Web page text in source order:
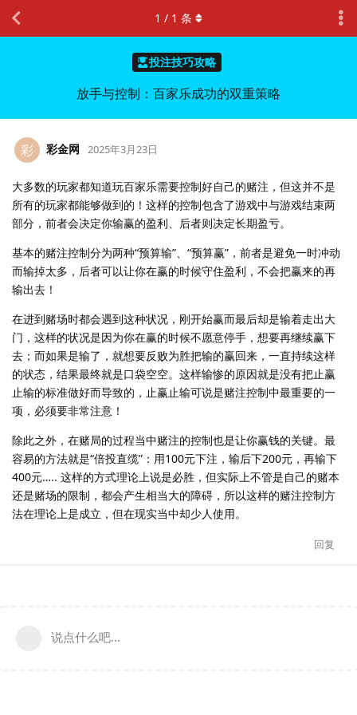
投注技巧攻略
放手与控制：百家乐成功的双重策略
1 / 1 条
彩 彩金网 2025年3月23日
大多数的玩家都知道玩百家乐需要控制好自己的赌注，但这并不是
所有的玩家都能够做到的！这样的控制包含了游戏中与游戏结束两
部分，前者会决定你输赢的盈利、后者则决定长期盈亏。
基本的赌注控制分为两种“预算输”、“预算赢”，前者是避免一时冲动
而输掉太多，后者可以让你在赢的时候守住盈利，不会把赢来的再
输出去！
在进到赌场时都会遇到这种状况，刚开始赢而最后却是输着走出大
门，这样的状况是因为你在赢的时候不愿意停手，想要再继续赢下
去；而如果是输了，就想要反败为胜把输的赢回来，一直持续这样
的状态，结果最终就是口袋空空。这样输惨的原因就是没有把止赢
止输的标准做好而导致的，止赢止输可说是赌注控制中最重要的一
项，必须要非常注意！
除此之外，在赌局的过程当中赌注的控制也是让你赢钱的关键。最
容易的方法就是“倍投直缆”：用100元下注，输后下200元，再输下
400元….. 这样的方式理论上说是必胜，但实际上不管是自己的赌本
还是赌场的限制，都会产生相当大的障碍，所以这样的赌注控制方
法在理论上是成立，但在现实当中却少人使用。
回复
说点什么吧...